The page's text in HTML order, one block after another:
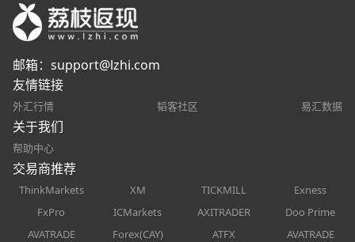
邮箱： support@lzhi.com
友情链接
外汇行情 韬客社区 易汇数据
关于我们
帮助中心
交易商推荐
ThinkMarkets XM TICKMILL
Exness
FxPro
ICMarkets AXITRADER
Doo Prime
AVATRADE
Forex(CAY) ATFX
AVATRADE